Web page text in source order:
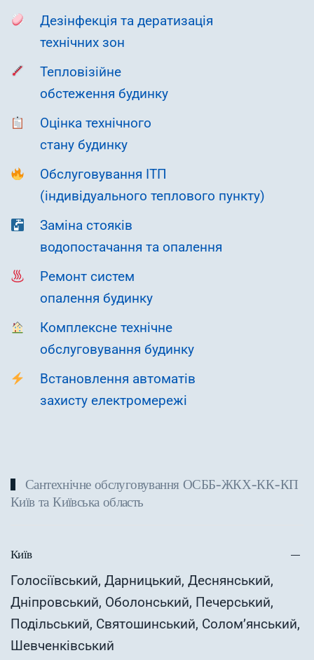
Дезінфекція та дератизація
технічних зон
Тепловізійне
обстеження будинку
Оцінка технічного
стану будинку
Обслуговування ІТП
(індивідуального теплового пункту)
Заміна стояків
водопостачання та опалення
Ремонт систем
опалення будинку
Комплексне технічне
обслуговування будинку
Встановлення автоматів
захисту електромережі
Сантехнічне обслуговування ОСББ-ЖКХ-КК-КП
Київ та Київська область
Київ
Голосіївський, Дарницький, Деснянський,
Дніпровський, Оболонський, Печерський,
Подільський, Святошинський, Солом’янський,
Шевченківський